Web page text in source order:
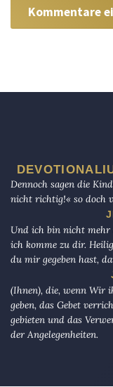
Kommentare
Dennoch sagen die
nicht richtig!« so doch
Und ich bin nicht mehr
ich komme zu dir.
du mir gegeben hast,
(Ihnen), die, wenn Wir
geben, das Gebet
gebieten und das
der Angelegenheiten.